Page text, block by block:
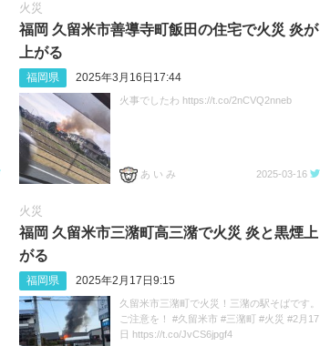
火災
福岡 久留米市善導寺町飯田の住宅で火災 炎が
上がる
福岡県 2025年3月16日17:44
火事でしたわ https://t.co/2nCVQ2nneb
あ い み 2025-03-16
火災
福岡 久留米市三潴町高三潴で火災 炎と黒煙上
がる
福岡県 2025年2月17日9:15
久留米市三潴町で火災！三潴の駅そばです。
ご注意を！ #久留米市 #三潴町 #火災 #2月17
日 https://t.co/JvCS6jpgf4